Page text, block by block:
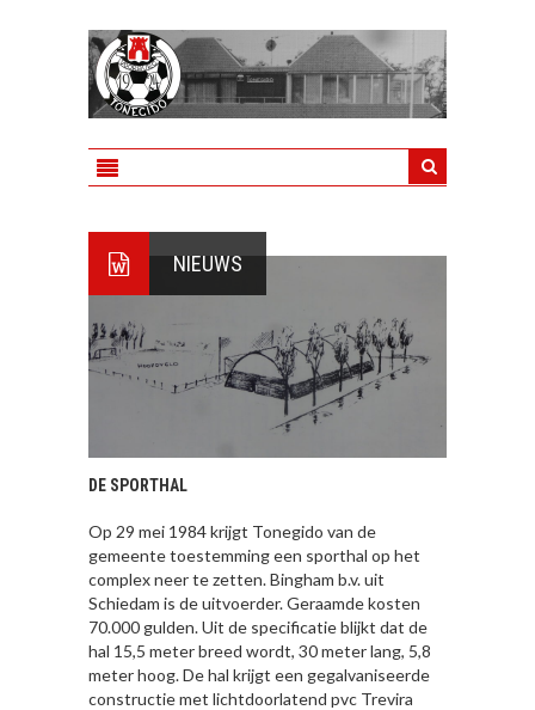
NIEUWS
DE SPORTHAL
Op 29 mei 1984 krijgt Tonegido van de
gemeente toestemming een sporthal op het
complex neer te zetten. Bingham b.v. uit
Schiedam is de uitvoerder. Geraamde kosten
70.000 gulden. Uit de specificatie blijkt dat de
hal 15,5 meter breed wordt, 30 meter lang, 5,8
meter hoog. De hal krijgt een gegalvaniseerde
constructie met lichtdoorlatend pvc Trevira